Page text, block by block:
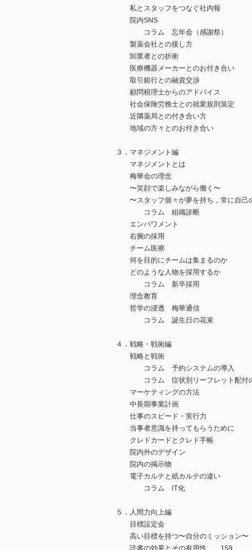
私とスタッフをつなぐ社内報
院内SNS
コラム 忘年会（感謝祭）
製薬会社との接し方
卸業者との折衝
医療機器メーカーとのお付き合い
取引銀行との融資交渉
顧問税理士からのアドバイス
社会保険労務士との就業規則策定
近隣薬局との付き合い方
地域の方々とのお付き合い
３．マネジメント編
マネジメントとは
梅華会の理念
〜笑顔で楽しみながら働く〜
〜スタッフ個々が夢を持ち，常に自己
コラム 組織診断
エンパワメント
右腕の採用
チーム医療
何を目的にチームは集まるのか
どのような人物を採用するか
コラム 新卒採用
理念教育
哲学の浸透 梅華通信
コラム 誕生日の花束
４．戦略・戦術編
戦略と戦術
コラム 予約システムの導入
コラム 症状別リーフレット配付
マーケティングの方法
中長期事業計画
仕事のスピード・実行力
当事者意識を持ってもらうために
クレドカードとクレド手帳
院内外のデザイン
院内の掲示物
電子カルテと紙カルテの違い
コラム IT化
５．人間力向上編
目標設定会
高い目標を持つ〜自分のミッション〜
読書の効果とその有用性 159